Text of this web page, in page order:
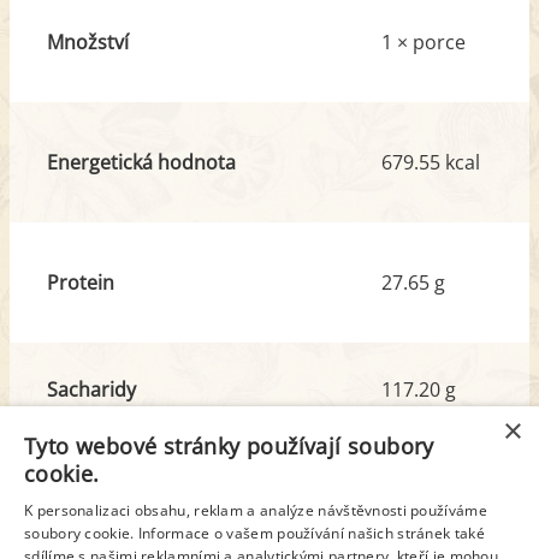
Množství 1 × porce
Energetická hodnota 679.55 kcal
Protein 27.65 g
Sacharidy
z toho cukr
117.20 g
18.92 g
Tuk
z toho nas. mastné kyseliny
3.86 g
0.73 g
×
Tyto webové stránky používají soubory
cookie.
K personalizaci obsahu, reklam a analýze návštěvnosti používáme
soubory cookie. Informace o vašem používání našich stránek také